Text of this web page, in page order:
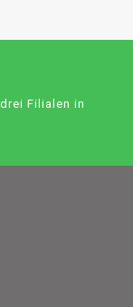
Filialen in